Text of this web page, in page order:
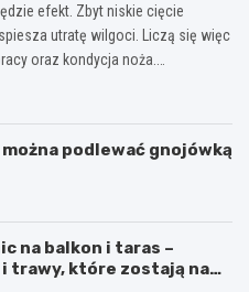
efekt. Zbyt niskie cięcie
utratę wilgoci. Liczą się więc
oraz kondycja noża.…
podlewać gnojówką
na balkon i taras –
trawy, które zostają na